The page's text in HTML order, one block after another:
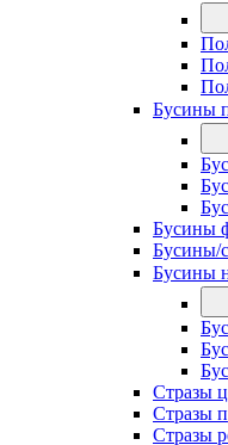
Бусины
Бусины
Бусины/
Бусины
Стразы
Стразы
Стразы